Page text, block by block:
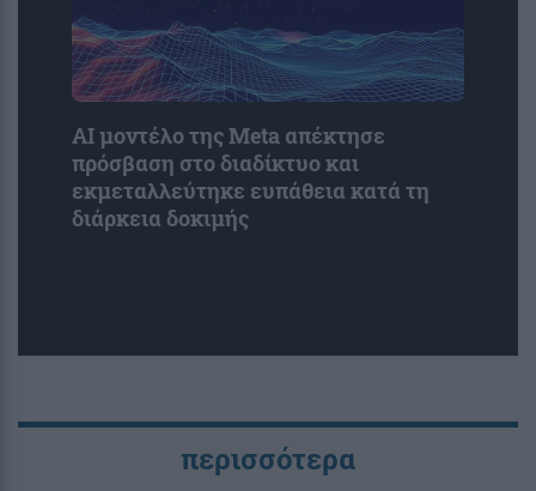
AI μοντέλο της Meta απέκτησε
πρόσβαση στο διαδίκτυο και
εκμεταλλεύτηκε ευπάθεια κατά τη
διάρκεια δοκιμής
περισσότερα